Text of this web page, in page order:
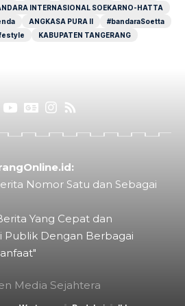
INTERNASIONAL SOEKARNO-HATTA
ANGKASA PURA II
#bandaraSoetta
KABUPATEN TANGERANG
Nomor Satu dan Sebagai
Yang Cepat dan
Publik Dengan Berbagai
Media Sejahtera